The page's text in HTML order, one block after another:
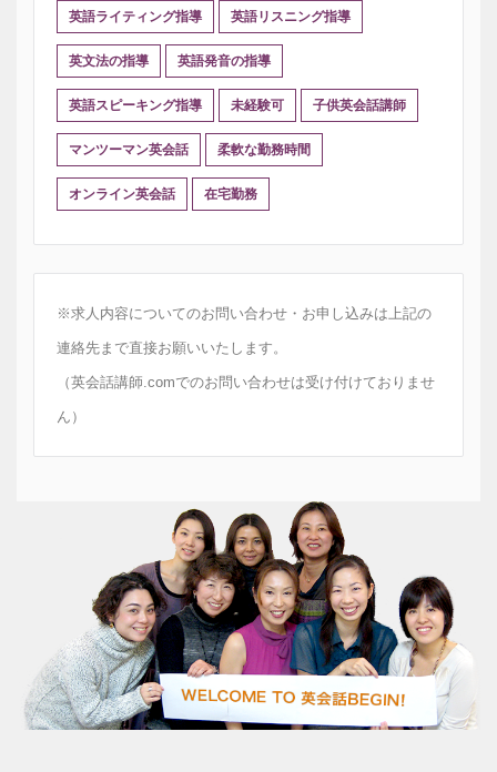
英語ライティング指導 英語リスニング指導
英文法の指導 英語発音の指導
英語スピーキング指導 未経験可 子供英会話講師
マンツーマン英会話 柔軟な勤務時間
オンライン英会話 在宅勤務
※求人内容についてのお問い合わせ・お申し込みは上記の
連絡先まで直接お願いいたします。
（英会話講師.comでのお問い合わせは受け付けておりませ
ん）